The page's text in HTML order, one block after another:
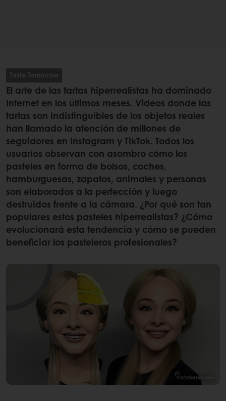
Taste Tomorrow
El arte de las tartas hiperrealistas ha dominado
Internet en los últimos meses. Videos donde las
tartas son indistinguibles de los objetos reales
han llamado la atención de millones de
seguidores en Instagram y TikTok. Todos los
usuarios observan con asombro cómo los
pasteles en forma de bolsos, coches,
hamburguesas, zapatos, animales y personas
son elaborados a la perfección y luego
destruidos frente a la cámara. ¿Por qué son tan
populares estos pasteles hiperrealistas? ¿Cómo
evolucionará esta tendencia y cómo se pueden
beneficiar los pasteleros profesionales?